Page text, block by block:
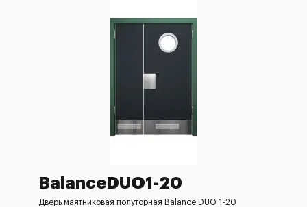
BalanceDUO1-20
Дверь маятниковая полуторная Balance DUO 1-20